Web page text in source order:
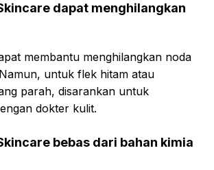
dapat menghilangkan
membantu menghilangkan noda
untuk flek hitam atau
parah, disarankan untuk
dokter kulit.
bebas dari bahan kimia